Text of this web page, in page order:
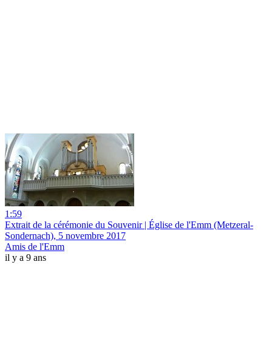
1:59
Extrait de la cérémonie du Souvenir | Église de l'Emm (Metzeral-
Sondernach), 5 novembre 2017
Amis de l'Emm
il y a 9 ans